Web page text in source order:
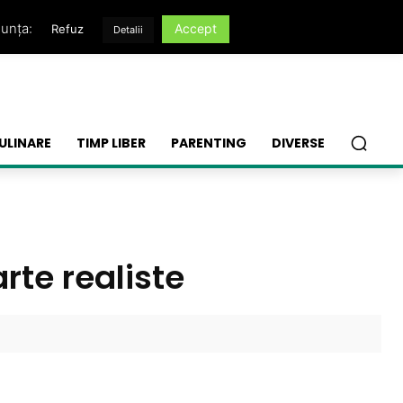
TIMP LIBER PARENTING DIVERSE
realiste
Refuz Detalii Accept